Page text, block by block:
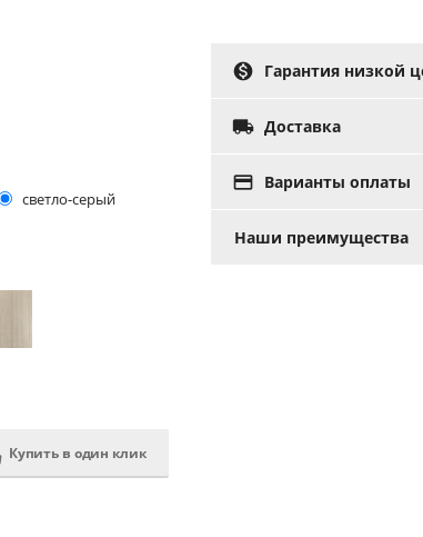
светло-серый
Купить в один клик
 Гарантия низкой
 Доставка
 Варианты оплаты
Наши преимущества